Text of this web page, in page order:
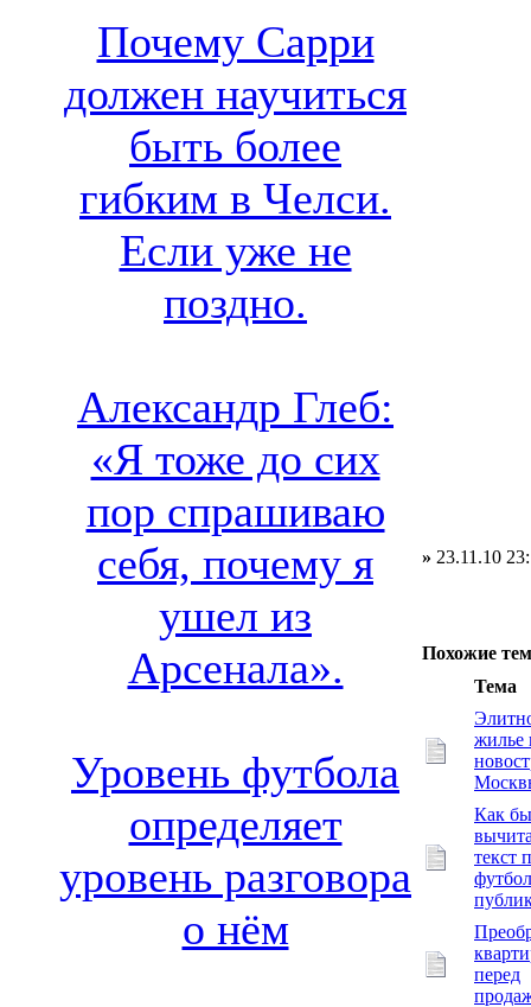
Почему Сарри
должен научиться
быть более
гибким в Челси.
Если уже не
поздно.
Александр Глеб:
«Я тоже до сих
пор спрашиваю
себя, почему я
ушел из
Арсенала».
Уровень футбола
определяет
уровень разговора
о нём
» 23.11.10
Похожие
Тема
жилье
Как
текст
перед